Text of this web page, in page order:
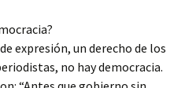
expresión, un derecho de los
no hay democracia.